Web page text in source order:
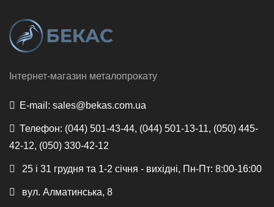
Інтернет-магазин металопрокату
E-mail: sales@bekas.com.ua
Телефон: (044) 501-43-44, (044) 501-13-11, (050) 445-
42-12, (050) 330-42-12
25 і 31 грудня та 1-2 січня - вихідні, Пн-Пт: 8:00-16:00
вул. Алматинська, 8